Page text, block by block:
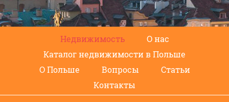
Недвижимость
О нас
Каталог недвижимости в Польше
О Польше
Вопросы
Статьи
Контакты